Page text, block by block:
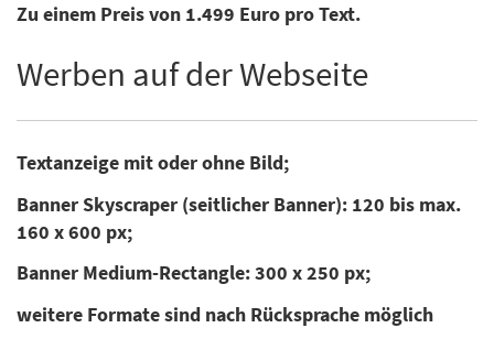
Zu einem Preis von 1.499 Euro pro Text.
Werben auf der Webseite
Textanzeige mit oder ohne Bild;
Banner Skyscraper (seitlicher Banner): 120 bis max.
160 x 600 px;
Banner Medium-Rectangle: 300 x 250 px;
weitere Formate sind nach Rücksprache möglich